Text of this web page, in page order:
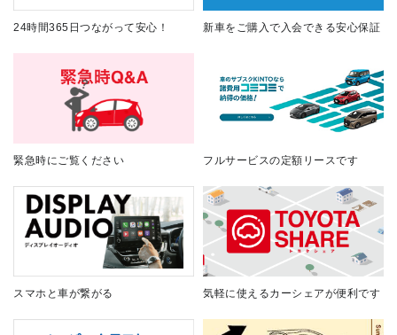
24時間365日つながって安心！ 新車をご購入で入会できる安心保証
緊急時にご覧ください フルサービスの定額リースです
スマホと車が繋がる 気軽に使えるカーシェアが便利です